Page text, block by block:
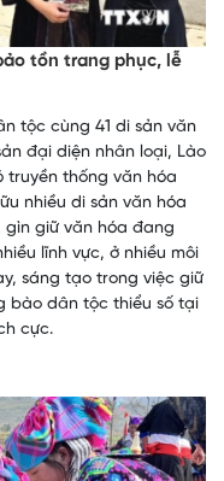
tồn trang phục, lễ
tộc cùng 41 di sản văn
đại diện nhân loại, Lào
truyền thống văn hóa
nhiều di sản văn hóa
giữ văn hóa đang
lĩnh vực, ở nhiều môi
sáng tạo trong việc giữ
bào dân tộc thiểu số tại
cực.